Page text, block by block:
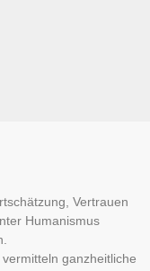
Vertrauen
Humanismus
ganzheitliche